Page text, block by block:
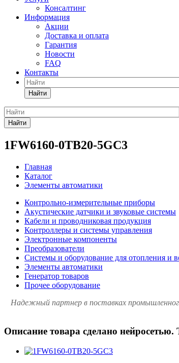
Консалтинг
Информация
Акции
Доставка и оплата
Гарантия
Новости
FAQ
Контакты
Найти
Найти
1FW6160-0TB20-5GC3
Главная
Каталог
Элементы автоматики
Контрольно-измерительные приборы
Акустические датчики и звуковые системы
Кабели и проводниковая продукция
Контроллеры и системы управления
Электронные компоненты
Преобразователи
Системы и оборудование для отопления и
Элементы автоматики
Генератор товаров
Прочее оборудование
Надежный партнер в поставках
Описание товара сделано